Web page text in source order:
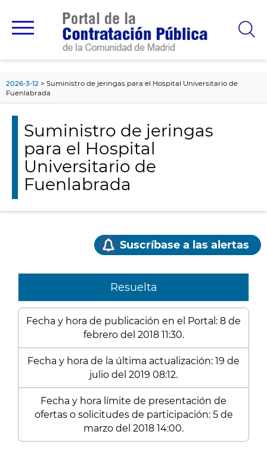
principal
2026-3-12
Suministro de jeringas para el Hospital Universitario de
Fuenlabrada
Suministro de jeringas
para el Hospital
Universitario de
Fuenlabrada
Suscríbase a las alertas
Resuelta
Fecha y hora de publicación en el Portal: 8 de
febrero del 2018 11:30.
Fecha y hora de la última actualización: 19 de
julio del 2019 08:12.
Fecha y hora límite de presentación de
ofertas o solicitudes de participación: 5 de
marzo del 2018 14:00.